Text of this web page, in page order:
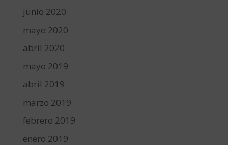
junio 2020
mayo 2020
abril 2020
mayo 2019
abril 2019
marzo 2019
febrero 2019
enero 2019